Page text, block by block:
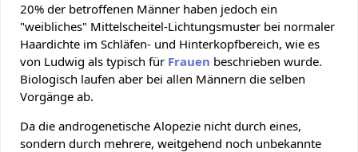
20% der betroffenen Männer haben jedoch ein
"weibliches" Mittelscheitel-Lichtungsmuster bei normaler
Haardichte im Schläfen- und Hinterkopfbereich, wie es
von Ludwig als typisch für Frauen beschrieben wurde.
Biologisch laufen aber bei allen Männern die selben
Vorgänge ab.
Da die androgenetische Alopezie nicht durch eines,
sondern durch mehrere, weitgehend noch unbekannte